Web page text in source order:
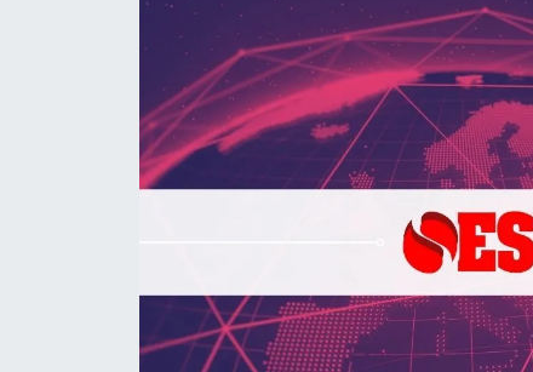
Alış-Veriş/İş dünyası
Kültür Sanat
Politika